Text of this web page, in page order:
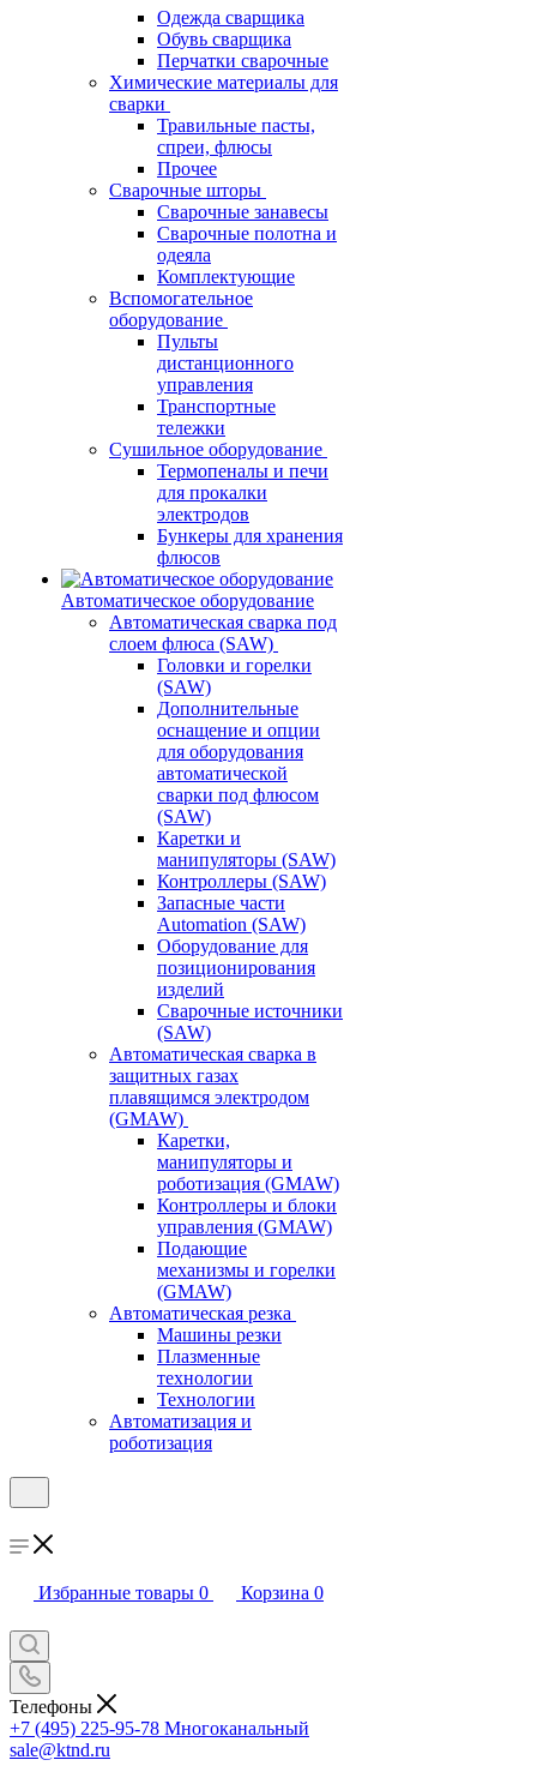
Одежда сварщика
Обувь сварщика
Перчатки сварочные
Химические материалы для
сварки
Травильные пасты,
спреи, флюсы
Прочее
Сварочные шторы
Сварочные занавесы
Сварочные полотна и
одеяла
Комплектующие
Вспомогательное
оборудование
Пульты
дистанционного
управления
Транспортные
тележки
Сушильное оборудование
Термопеналы и печи
для прокалки
электродов
Бункеры для хранения
флюсов
Автоматическое оборудование
Автоматическая сварка под
слоем флюса (SAW)
Головки и горелки
(SAW)
Дополнительные
оснащение и опции
для оборудования
автоматической
сварки под флюсом
(SAW)
Каретки и
манипуляторы (SAW)
Контроллеры (SAW)
Запасные части
Automation (SAW)
Оборудование для
позиционирования
изделий
Сварочные источники
(SAW)
Автоматическая сварка в
защитных газах
плавящимся электродом
(GMAW)
Каретки,
манипуляторы и
роботизация (GMAW)
Контроллеры и блоки
управления (GMAW)
Подающие
механизмы и горелки
(GMAW)
Автоматическая резка
Машины резки
Плазменные
технологии
Технологии
Автоматизация и
роботизация
Избранные товары 0 Корзина 0
Телефоны
+7 (495) 225-95-78 Многоканальный
sale@ktnd.ru